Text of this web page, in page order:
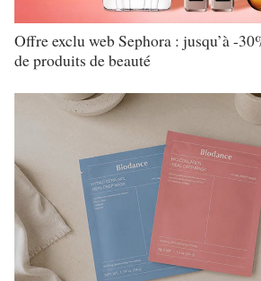
Offre exclu web Sephora : jusqu’à -
de produits de beauté